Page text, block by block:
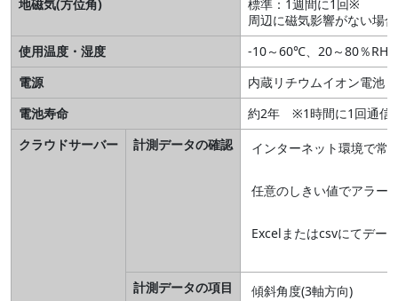
地磁気(方位角)
標準：1週間に1回※
周辺に磁気影響がない場合
使用温度・湿度
-10～60℃、20～80％RH(
電源
内蔵リチウムイオン電池
電池寿命
約2年 ※1時間に1回通信
クラウドサーバー
計測データの確認 インターネット環境で常
任意のしきい値でアラー
Excelまたはcsvにてデー
計測データの項目 傾斜角度(3軸方向)